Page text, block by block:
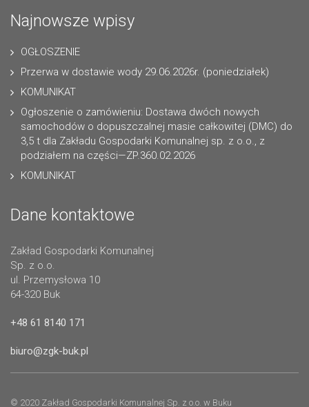
Najnowsze wpisy
OGŁOSZENIE
Przerwa w dostawie wody 29.06.2026r. (poniedziałek)
KOMUNIKAT
Ogłoszenie o zamówieniu: Dostawa dwóch nowych
samochodów o dopuszczalnej masie całkowitej (DMC) do
3,5 t dla Zakładu Gospodarki Komunalnej sp. z o.o., z
podziałem na części—ZP.360.02.2026
KOMUNIKAT
Dane kontaktowe
Zakład Gospodarki Komunalnej
Sp. z o.o.
ul. Przemysłowa 10
64-320 Buk
+48 61 8140 171
biuro@zgk-buk.pl
© 2020 Zakład Gospodarki Komunalnej Sp. z o.o. w Buku